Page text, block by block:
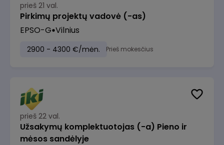
prieš 21 val.
Pirkimų projektų vadovė (-as)
EPSO-G Vilnius
2900 - 4300 €/mėn. Prieš mokesčius
prieš 22 val.
Užsakymų komplektuotojas (-a) Pieno ir
mėsos sandėlyje